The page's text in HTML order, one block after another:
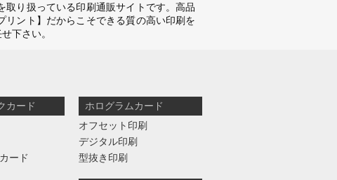
り扱っている印刷通販サイトです。高品
ント】だからこそできる質の高い印刷を
下さい。
カード
ード
ホログラムカード
オフセット印刷
デジタル印刷
型抜き印刷